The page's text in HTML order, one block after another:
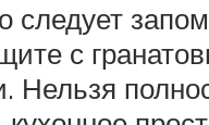
следует
с
Нельзя